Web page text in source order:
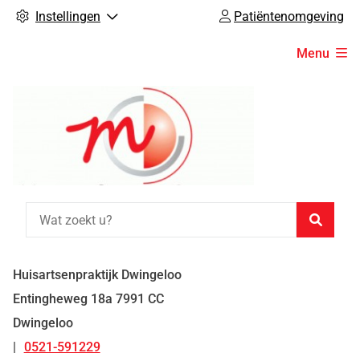
Instellingen Patiëntenomgeving
Menu
Huisartsenpraktijk Dwingeloo
Entingheweg 18a 7991 CC
Dwingeloo
Tel:
0521-591229